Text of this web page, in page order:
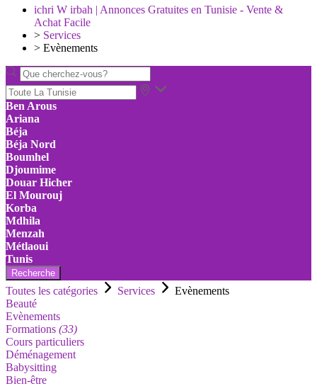
ichri W irbah | Annonces Gratuites en Tunisie - Vente &
Achat Facile
> Services
> Evènements
Ben Arous
Ariana
Béja
Béja Nord
Boumhel
Djoumime
Douar Hicher
El Mourouj
Korba
Mdhila
Menzah
Métlaoui
Tunis
Recherche
Toutes les catégories Services
Evènements
Beauté
Evènements
Formations (33)
Cours particuliers
Déménagement
Babysitting
Bien-être